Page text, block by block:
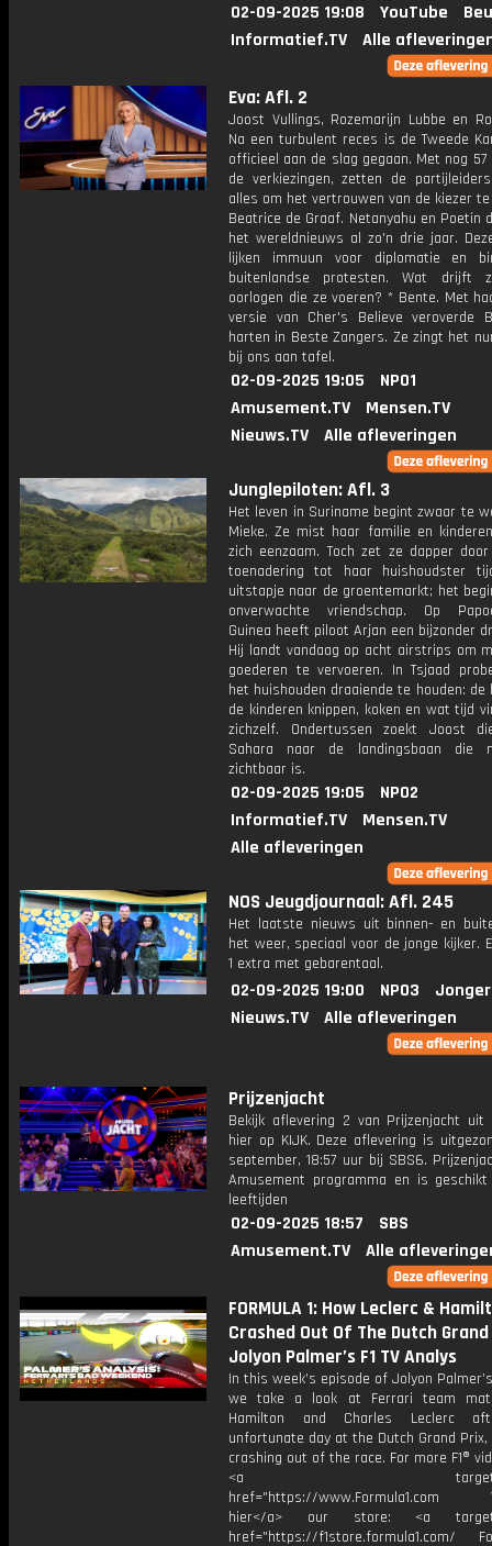
02-09-2025 19:08 YouTube
Informatief.TV
Alle
Eva: Afl. 2
Joost Vullings, Rozemarijn Lubbe en
Na een turbulent reces is de Tweede
officieel aan de slag gegaan. Met nog
de verkiezingen, zetten de
alles om het vertrouwen van de kiezer
Beatrice de Graaf. Netanyahu en Poetin
het wereldnieuws al zo'n drie jaar.
lijken immuun voor diplomatie en
buitenlandse protesten. Wat drijft
oorlogen die ze voeren? * Bente. Met
versie van Cher's Believe veroverde
harten in Beste Zangers. Ze zingt het
bij ons aan tafel.
02-09-2025 19:05
NPO1
Amusement.TV
Mensen.TV
Nieuws.TV
Alle afleveringen
Junglepiloten: Afl. 3
Het leven in Suriname begint zwaar te
Mieke. Ze mist haar familie en
zich eenzaam. Toch zet ze dapper
toenadering tot haar huishoudster
uitstapje naar de groentemarkt; het
onverwachte vriendschap. Op
Guinea heeft piloot Arjan een bijzonder
Hij landt vandaag op acht airstrips om
goederen te vervoeren. In Tsjaad
het huishouden draaiende te houden: de
de kinderen knippen, koken en wat tijd
zichzelf. Ondertussen zoekt Joost
Sahara naar de landingsbaan die
zichtbaar is.
02-09-2025 19:05
NPO2
Informatief.TV
Mensen.TV
Alle afleveringen
NOS Jeugdjournaal: Afl. 245
Het laatste nieuws uit binnen- en
het weer, speciaal voor de jonge kijker.
1 extra met gebarentaal.
02-09-2025 19:00 NPO3
Nieuws.TV
Alle afleveringen
Prijzenjacht
Bekijk aflevering 2 van Prijzenjacht uit
hier op KIJK. Deze aflevering is
september, 18:57 uur bij SBS6.
Amusement programma en is
leeftijden
02-09-2025 18:57
SBS
Amusement.TV
Alle
FORMULA 1: How Leclerc &
Crashed Out Of The Dutch
Jolyon Palmer’s F1 TV Analys
In this week’s episode of Jolyon
we take a look at Ferrari team
Hamilton and Charles Leclerc
unfortunate day at the Dutch Grand
crashing out of the race. For more F1®
<a
href="https://www.Formula1.com
hier</a> our store: <a
href="https://f1store.formula1.com/